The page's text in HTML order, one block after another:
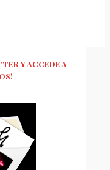
Y ACCEDE A